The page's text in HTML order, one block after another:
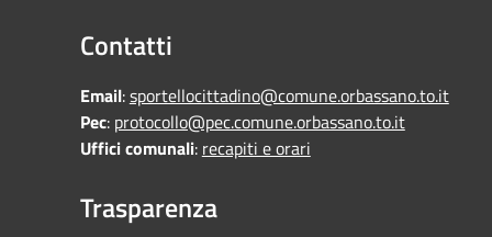
Contatti
Email:sportellocittadino@comune.orbassano.to.it
Pec: protocollo@pec.comune.orbassano.to.it
Uffici comunali: recapiti e orari
Trasparenza